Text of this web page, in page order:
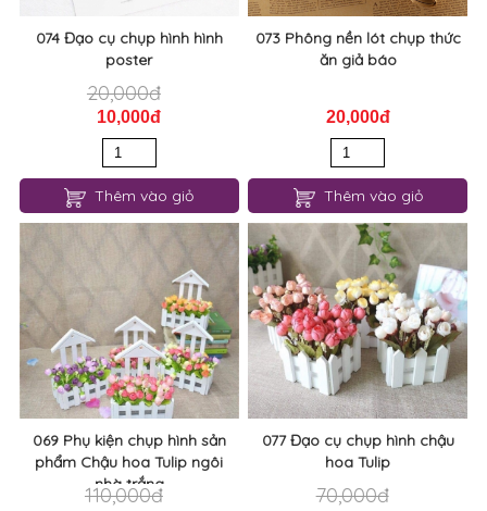
074 Đạo cụ chụp hình hình
poster
20,000đ
10,000đ
Thêm vào giỏ
073 Phông nền lót chụp thức
ăn giả báo
20,000đ
Thêm vào giỏ
069 Phụ kiện chụp hình sản
phẩm Chậu hoa Tulip ngôi
nhà trắng
110,000đ
077 Đạo cụ chụp hình chậu
hoa Tulip
70,000đ